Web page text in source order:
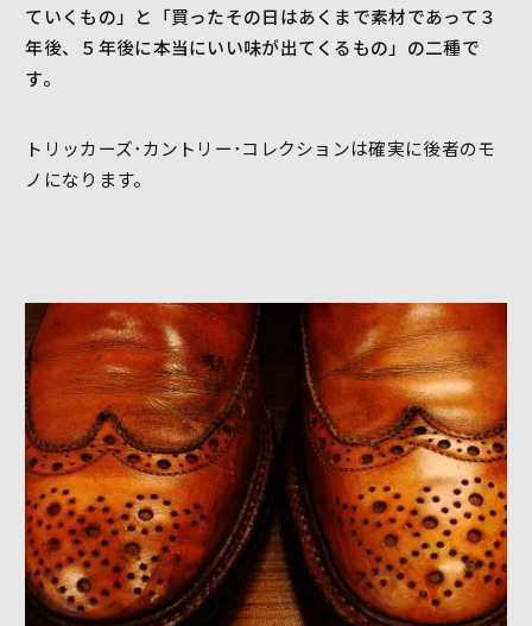
ていくもの」と「買ったその日はあくまで素材であって３
年後、５年後に本当にいい味が出てくるもの」の二種で
す。
トリッカーズ･カントリー･コレクションは確実に後者のモ
ノになります。